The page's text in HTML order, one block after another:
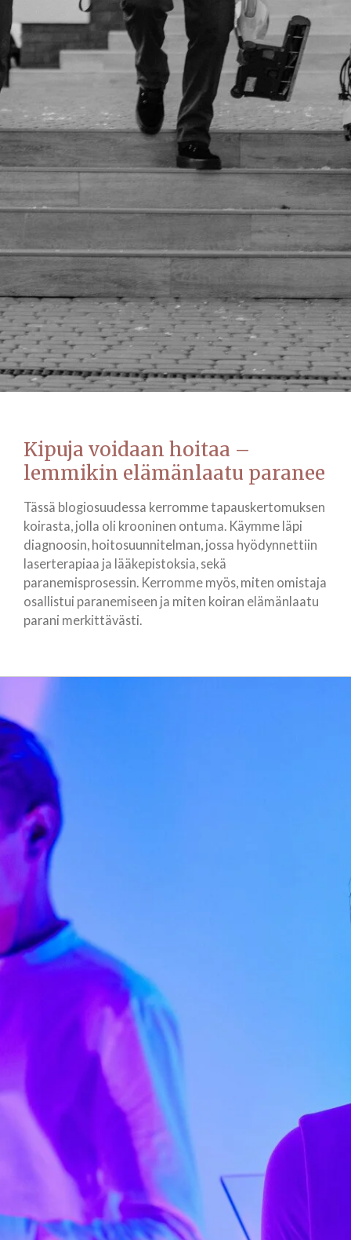
Kipuja voidaan hoitaa –
lemmikin elämänlaatu paranee
Tässä blogiosuudessa kerromme tapauskertomuksen
koirasta, jolla oli krooninen ontuma. Käymme läpi
diagnoosin, hoitosuunnitelman, jossa hyödynnettiin
laserterapiaa ja lääkepistoksia, sekä
paranemisprosessin. Kerromme myös, miten omistaja
osallistui paranemiseen ja miten koiran elämänlaatu
parani merkittävästi.